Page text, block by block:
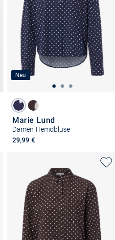
Neu
Marie Lund
Damen Hemdbluse
29,99 €